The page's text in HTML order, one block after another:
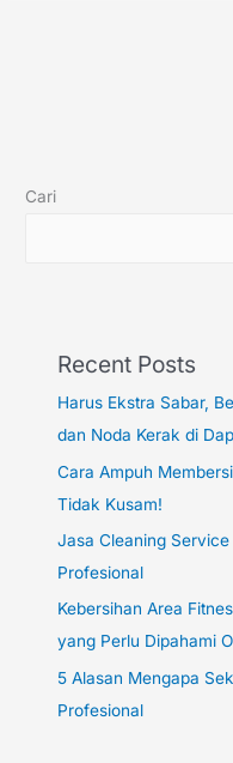
Cari
Recent Posts
Harus Ekstra Sabar,
dan Noda Kerak di
Cara Ampuh
Tidak Kusam!
Jasa Cleaning
Profesional
Kebersihan Area
yang Perlu Dipahami
5 Alasan Mengapa
Profesional